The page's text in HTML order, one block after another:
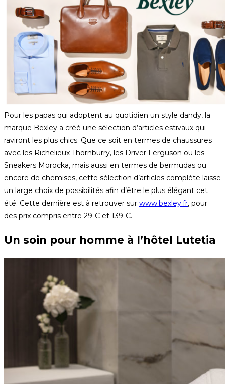
Pour les papas qui adoptent au quotidien un style dandy, la
marque Bexley a créé une sélection d’articles estivaux qui
raviront les plus chics. Que ce soit en termes de chaussures
avec les Richelieux Thornburry, les Driver Ferguson ou les
Sneakers Morocka, mais aussi en termes de bermudas ou
encore de chemises, cette sélection d’articles complète laisse
un large choix de possibilités afin d’être le plus élégant cet
été. Cette dernière est à retrouver sur www.bexley.fr, pour
des prix compris entre 29 € et 139 €.
Un soin pour homme à l’hôtel Lutetia